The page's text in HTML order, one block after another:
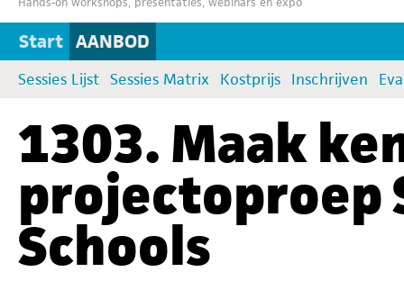
Start AANBOD
Sessies Lijst Sessies Matrix Kostprijs Inschrijven
1303. Maak
projectoproep
Schools